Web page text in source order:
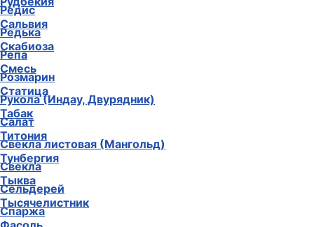
Сальвия
Скабиоза
Смесь
Статица
Табак
Титония
Тунбергия
Тыква
Тысячелистник
Редис
Редька
Репа
Розмарин
Рукола (Индау, Двурядник)
Салат
Свекла листовая (Мангольд)
Свекла
Сельдерей
Спаржа